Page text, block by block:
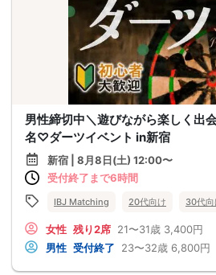
男性締切中＼遊びながら楽しく出
名♡ダーツイベント in新宿
新宿 | 8月8日(土) 12:00〜
受付終了まで6時間
IBJ Matching 20代向け 30代向
女性 残り2席 21〜31歳 3,400円
男性 受付終了 23〜32歳 6,800円